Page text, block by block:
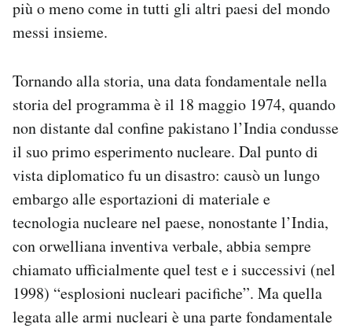
più o meno come in tutti gli altri paesi del mondo
messi insieme.
Tornando alla storia, una data fondamentale nella
storia del programma è il 18 maggio 1974, quando
non distante dal confine pakistano l’India condusse
il suo primo esperimento nucleare. Dal punto di
vista diplomatico fu un disastro: causò un lungo
embargo alle esportazioni di materiale e
tecnologia nucleare nel paese, nonostante l’India,
con orwelliana inventiva verbale, abbia sempre
chiamato ufficialmente quel test e i successivi (nel
1998) “esplosioni nucleari pacifiche”. Ma quella
legata alle armi nucleari è una parte fondamentale